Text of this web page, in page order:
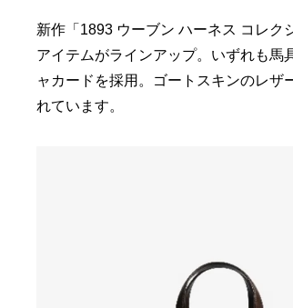
新作「1893 ウーブン ハーネス コレ
アイテムがラインアップ。いずれも馬
ャカードを採用。ゴートスキンのレ
れています。